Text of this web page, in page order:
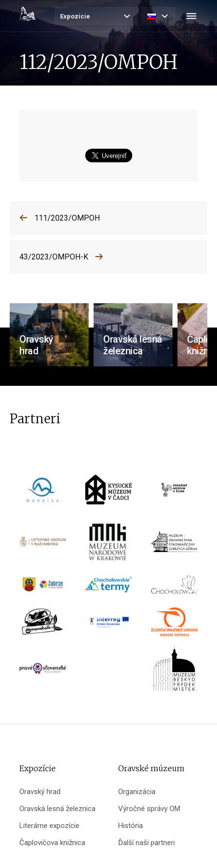
Expozície
112/2023/OMPOH
111/2023/OMPOH
43/2023/OMPOH-K
Oravský
hrad
Oravská lesná
železnica
Partneri
Expozície
Oravský hrad
Oravská lesná železnica
Literárne expozície
Čaplovičova knižnica
Oravské múzeum
Organizácia
Výročné správy OM
História
Ďalší naši partneri